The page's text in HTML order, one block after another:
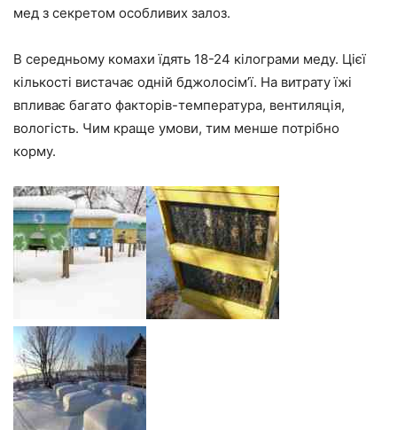
мед з секретом особливих залоз.
В середньому комахи їдять 18-24 кілограми меду. Цієї
кількості вистачає одній бджолосім’ї. На витрату їжі
впливає багато факторів-температура, вентиляція,
вологість. Чим краще умови, тим менше потрібно
корму.